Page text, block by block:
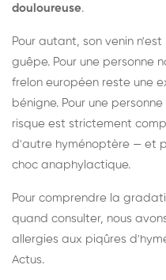
douloureuse.
Pour autant, son venin
guêpe. Pour une personne
frelon européen reste une
bénigne. Pour une
risque est strictement
d'autre hyménoptère — et
choc anaphylactique.
Pour comprendre la
quand consulter, nous
allergies aux piqûres
Actus.